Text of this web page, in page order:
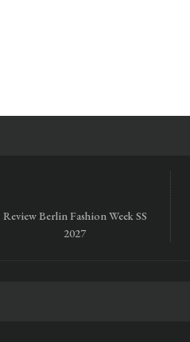
Review Berlin Fashion Week SS
2027